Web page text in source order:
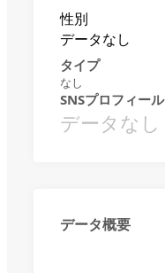
性別
データなし
タイプ
なし
SNSプロフィール
データなし
データ概要